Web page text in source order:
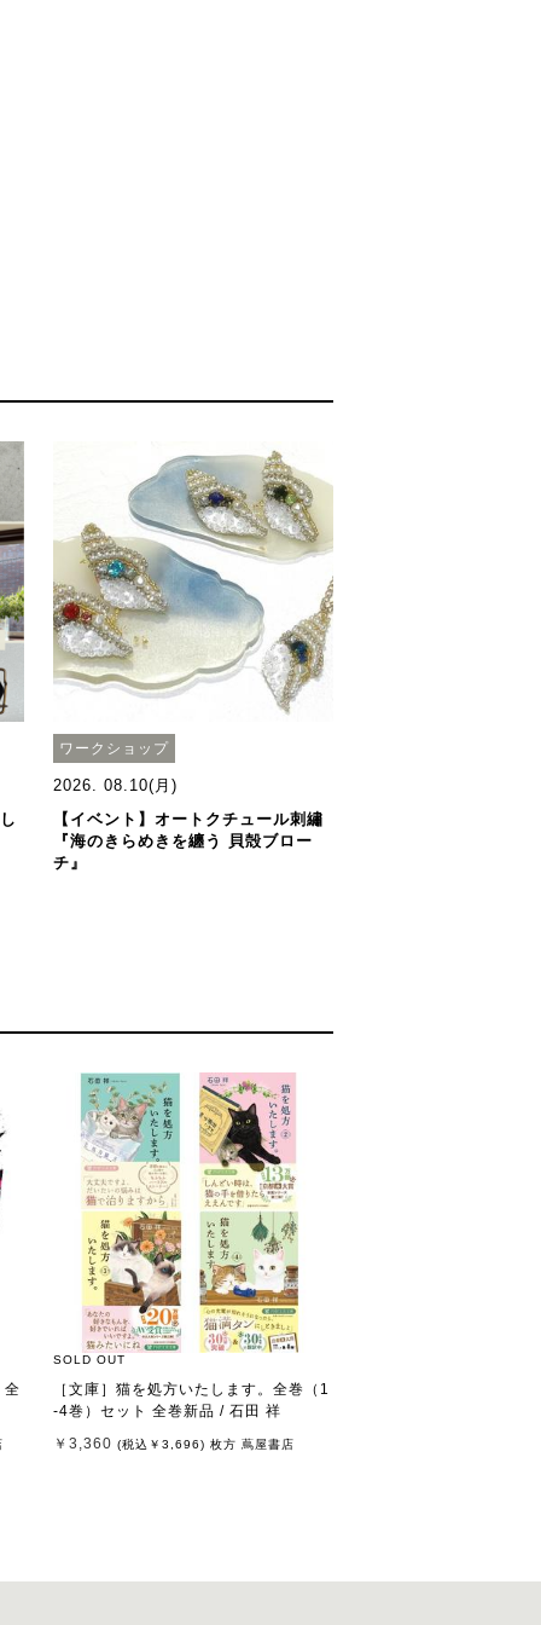
ワークショップ
2026. 08.10(月)
【イベント】オートクチュール刺繡
『海のきらめきを纏う 貝殻ブロー
チ』
全
SOLD OUT
［文庫］猫を処方いたします。全巻（1
-4巻）セット 全巻新品 / 石田 祥
￥3,360 (税込 ￥3,696) 枚方 蔦屋書店